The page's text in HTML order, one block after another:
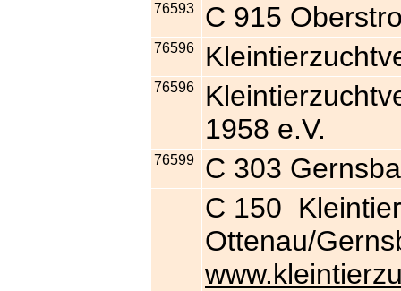
76593 C 915
76596
76596
1958 e.V.
76599
C 303
C 150
Ottenau/